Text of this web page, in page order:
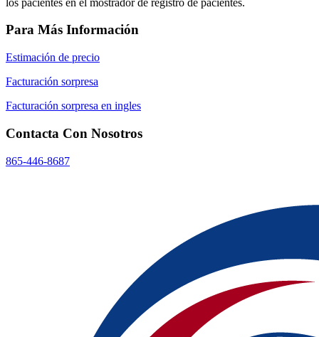
Para Más Información
Estimación de precio
Facturación sorpresa
Facturación sorpresa en ingles
Contacta Con Nosotros
865-446-8687